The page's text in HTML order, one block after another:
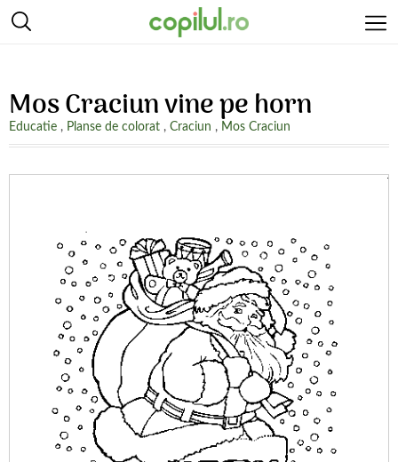
Mos Craciun vine pe horn
Educatie , Planse de colorat , Craciun , Mos Craciun